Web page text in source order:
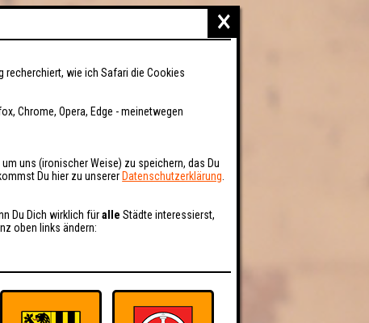
×
recherchiert, wie ich Safari die Cookies
Chrome, Opera, Edge - meinetwegen
uns (ironischer Weise) zu speichern, das Du
Du hier zu unserer Datenschutzerklärung
Du Dich wirklich füralle Städte interessierst,
oben links ändern: